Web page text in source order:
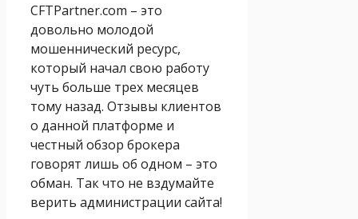
CFTPartner.com – это
довольно молодой
мошеннический ресурс,
который начал свою работу
чуть больше трех месяцев
тому назад. Отзывы клиентов
о данной платформе и
честный обзор брокера
говорят лишь об одном – это
обман. Так что не вздумайте
верить администрации сайта!